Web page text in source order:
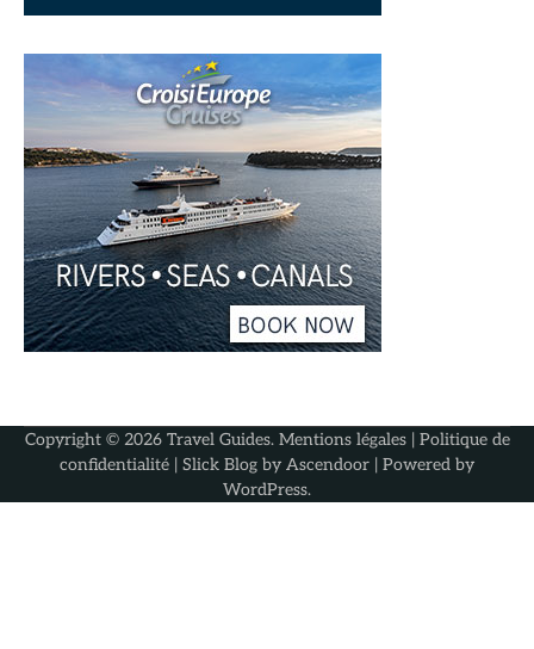
Copyright © 2026 Travel Guides. Mentions légales| Politique de
confidentialité | Slick Blog by Ascendoor | Powered by
WordPress.